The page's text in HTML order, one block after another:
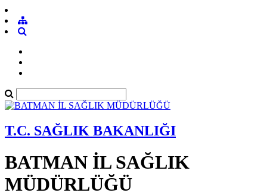
T.C. SAĞLIK BAKANLIĞI
BATMAN İL SAĞLIK
MÜDÜRLÜĞÜ